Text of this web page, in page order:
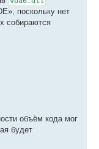
поскольку нет
собираются
объём кода мог
будет